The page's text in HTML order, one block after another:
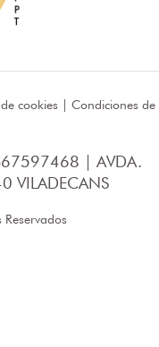
cookies | Condiciones de
| AVDA.
VILADECANS